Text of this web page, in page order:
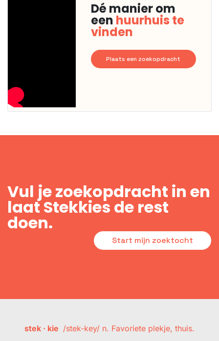
Dé manier om
een huurhuis te
vinden
Plaats een zoekopdracht
Vul je zoekopdracht in en
laat Stekkies de rest
doen.
Start mijn zoektocht
stek · kie /stek-key/ n. Favoriete plekje, thuis.